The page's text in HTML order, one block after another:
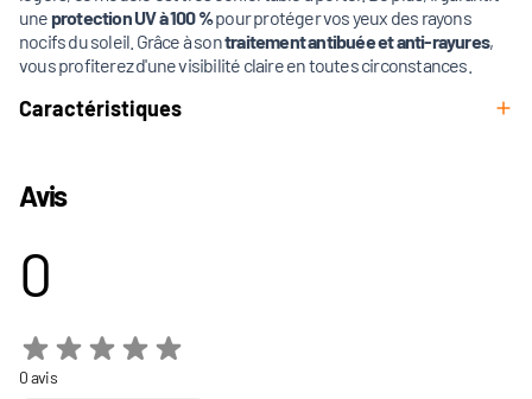
une protection UV à 100 %pour protéger vos yeux des rayons
nocifs du soleil. Grâce à sontraitement antibuée et anti-rayures,
vous profiterez d'une visibilité claire en toutes circonstances.
Caractéristiques
Avis
0
0 avis